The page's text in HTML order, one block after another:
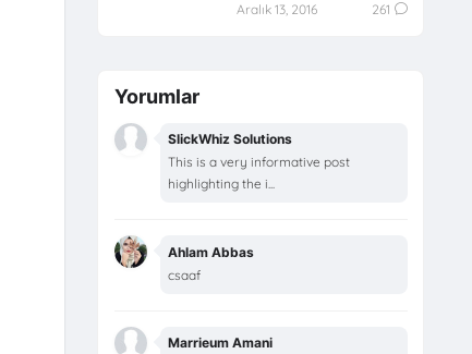
Aralık 13, 2016 261
Yorumlar
SlickWhiz Solutions
This is a very informative post
highlighting the i...
Ahlam Abbas
csaaf
Marrieum Amani